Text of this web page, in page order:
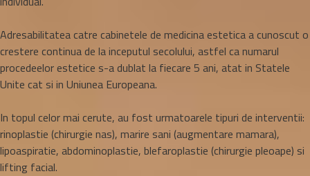
Adresabilitatea catre cabinetele de medicina estetica a cunoscut o
crestere continua de la inceputul secolului, astfel ca numarul
procedeelor estetice s-a dublat la fiecare 5 ani, atat in Statele
Unite cat si in Uniunea Europeana.
In topul celor mai cerute, au fost urmatoarele tipuri de interventii:
rinoplastie (chirurgie nas), marire sani (augmentare mamara),
lipoaspiratie, abdominoplastie, blefaroplastie (chirurgie pleoape) si
lifting facial.